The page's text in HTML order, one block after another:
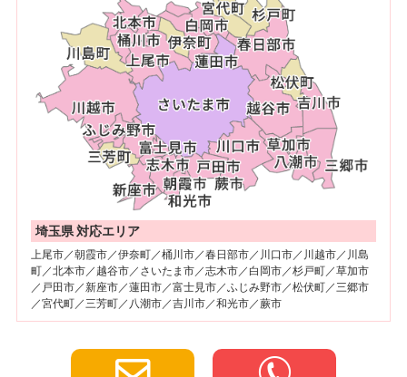
埼玉県 対応エリア
上尾市／朝霞市／伊奈町／桶川市／春日部市／川口市／川越市／川島
町／北本市／越谷市／さいたま市／志木市／白岡市／杉戸町／草加市
／戸田市／新座市／蓮田市／富士見市／ふじみ野市／松伏町／三郷市
／宮代町／三芳町／八潮市／吉川市／和光市／蕨市